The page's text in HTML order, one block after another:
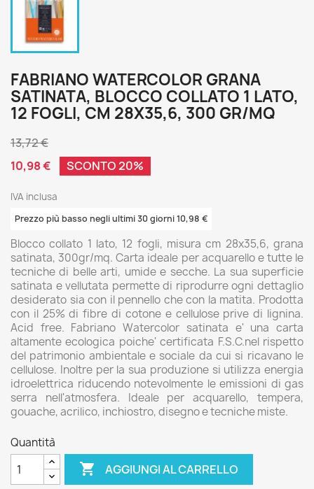
FABRIANO WATERCOLOR GRANA
SATINATA, BLOCCO COLLATO 1 LATO,
12 FOGLI, CM 28X35,6, 300 GR/MQ
13,72 €
10,98 €
SCONTO 20%
IVA inclusa
Prezzo più basso negli ultimi 30 giorni 10,98 €
Blocco collato 1 lato, 12 fogli, misura cm 28x35,6, grana
satinata, 300gr/mq. Carta ideale per acquarello e tutte le
tecniche di belle arti, umide e secche. La sua superficie
satinata e vellutata permette di riprodurre ogni dettaglio
desiderato sia con il pennello che con la matita. Prodotta
con il 25% di fibre di cotone e cellulose prive di lignina.
Acid free. Fabriano Watercolor satinata e' una carta
altamente ecologica poiche' certificata F.S.C.nel rispetto
del patrimonio ambientale e sociale da cui si ricavano le
cellulose. Inoltre per la sua produzione si utilizza energia
idroelettrica riducendo notevolmente le emissioni di gas
serra nell'atmosfera. Ideale per acquarello, tempera,
gouache, acrilico, inchiostro, disegno e tecniche miste.
Quantità
 AGGIUNGI AL CARRELLO